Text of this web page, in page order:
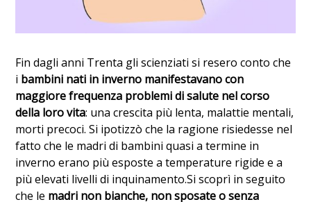
Fin dagli anni Trenta gli scienziati si resero conto che
i bambini nati in inverno manifestavano con
maggiore frequenza problemi di salute nel corso
della loro vita: una crescita più lenta, malattie mentali,
morti precoci. Si ipotizzò che la ragione risiedesse nel
fatto che le madri di bambini quasi a termine in
inverno erano più esposte a temperature rigide e a
più elevati livelli di inquinamento.Si scoprì in seguito
che le madri non bianche, non sposate o senza